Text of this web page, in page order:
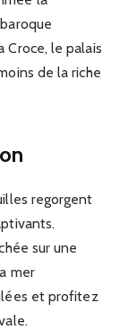
Croce, le palais
de la riche
regorgent
sur une
mer
et profitez